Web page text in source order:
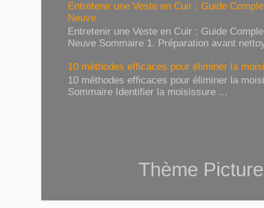
Entretenir une Veste en Cuir : Guide
Neuve
Entretenir une Veste en Cuir : Guide
Neuve Sommaire 1. Préparation avant
10 méthodes efficaces pour éliminer la
10 méthodes efficaces pour éliminer la
Sommaire Identifier la moisissure ...
Thème